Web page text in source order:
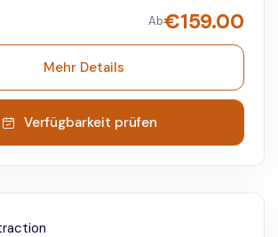
Ab€159.00
Mehr Details
Verfügbarkeit prüfen